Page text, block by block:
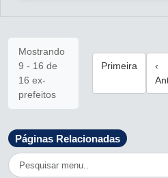
Mostrando
9 - 16 de
16 ex-
prefeitos
Primeira
‹
Páginas Relacionadas